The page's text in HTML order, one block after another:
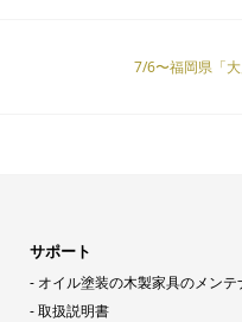
7/6〜福岡県「
サポート
オイル塗装の木製家具のメンテ
取扱説明書